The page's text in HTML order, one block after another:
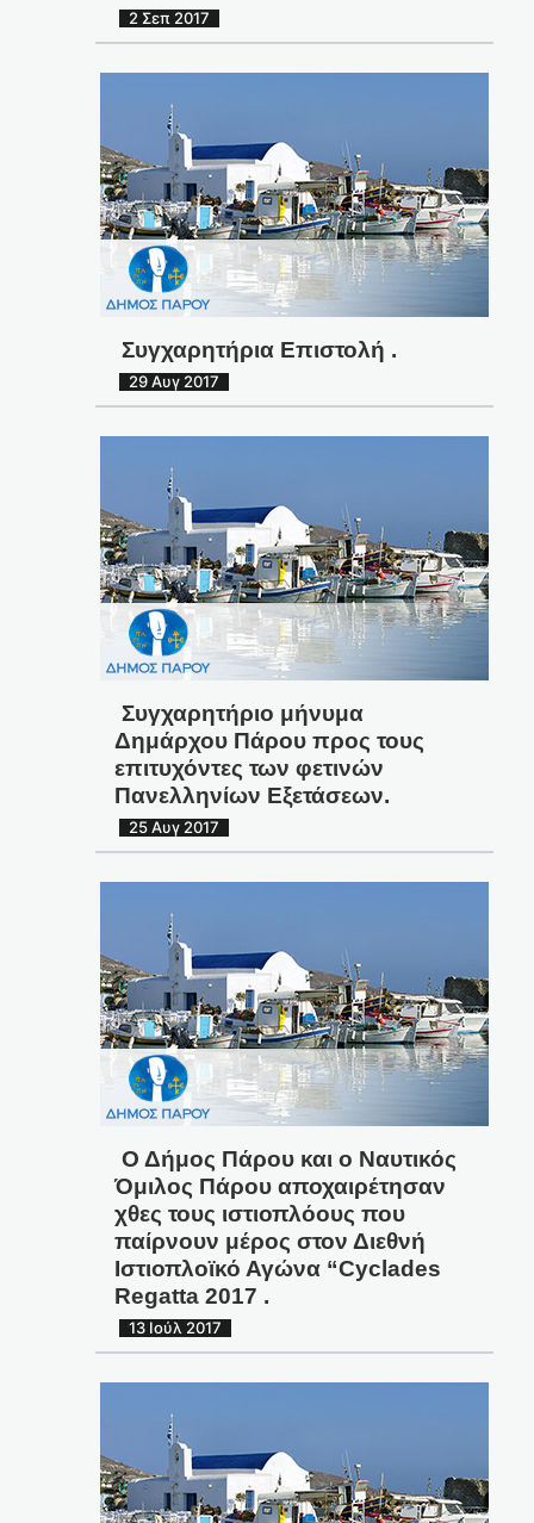
2 Σεπ 2017
Συγχαρητήρια Επιστολή .
29 Αυγ 2017
Συγχαρητήριο μήνυμα
Δημάρχου Πάρου προς τους
επιτυχόντες των φετινών
Πανελληνίων Εξετάσεων.
25 Αυγ 2017
Ο Δήμος Πάρου και ο Ναυτικός
Όμιλος Πάρου αποχαιρέτησαν
χθες τους ιστιοπλόους που
παίρνουν μέρος στον Διεθνή
Ιστιοπλοϊκό Αγώνα “Cyclades
Regatta 2017 .
13 Ιούλ 2017